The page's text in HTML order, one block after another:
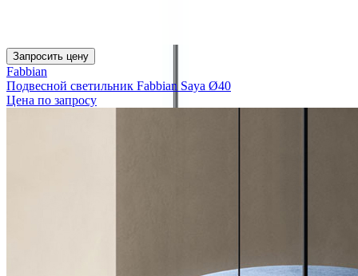
Запросить цену
Fabbian
Подвесной светильник Fabbian Saya Ø40
Цена по запросу